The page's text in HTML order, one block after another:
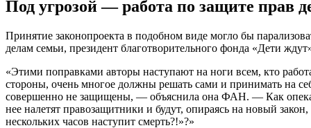
Под угрозой — работа по защите прав
Принятие законопроекта в подобном виде могло бы
делам семьи, президент благотворительного фонда «Дети
«Этими поправками авторы наступают на ноги всем, кто
стороны, очень многое должны решать сами и принимать на
совершенно не защищены, — объяснила она ФАН. — Как опека,
нее налетят правозащитники и будут, опираясь на новый
нескольких часов наступит смерть?!»?»